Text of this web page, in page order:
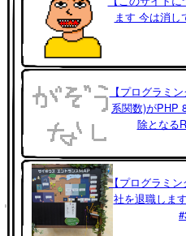
ます 今は消
【プログラミ
系関数)がPHP
除となる
【プログラミ
社を退職しま